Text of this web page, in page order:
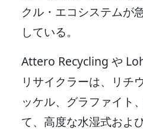
クル・エコシステムが
している。
Attero Recycling や
リサイクラーは、リチ
ッケル、グラファイト
て、高度な水湿式およ